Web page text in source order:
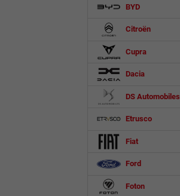
BYD
Citroën
Cupra
Dacia
DS Automobiles
Etrusco
Fiat
Ford
Foton